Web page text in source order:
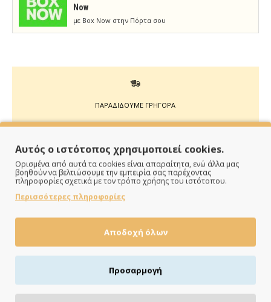
Now
με Box Now στην Πόρτα σου
ΠΑΡΑΔΙΔΟΥΜΕ ΓΡΗΓΟΡΑ
ημέρες
Πιστωτική/χρεωστική κάρτα, αντικαταβολή ή κατάθεση
Αυτός ο ιστότοπος χρησιμοποιεί cookies.
Ορισμένα από αυτά τα cookies είναι απαραίτητα, ενώ άλλα μας
βοηθούν να βελτιώσουμε την εμπειρία σας παρέχοντας
πληροφορίες σχετικά με τον τρόπο χρήσης του ιστότοπου.
Περισσότερες πληροφορίες
Αποδοχή όλων
Προσαρμογή